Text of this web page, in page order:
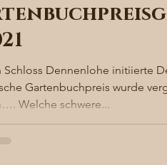
Schloss Dennenlohe initiierte
Gartenbuchpreis wurde vergeben
der Film…. Welche schwere...